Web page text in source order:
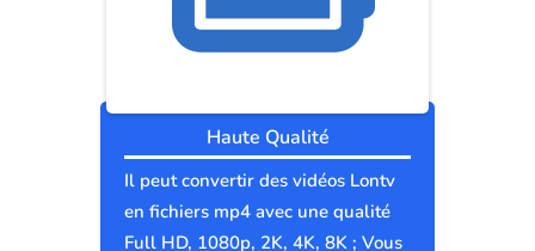
Haute Qualité
Il peut convertir des vidéos Lontv
en fichiers mp4 avec une qualité
Full HD, 1080p, 2K, 4K, 8K ; Vous